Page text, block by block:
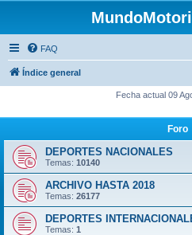
FAQ
Índice general
Fecha actual 09
Foro
DEPORTES NACIONALES
Temas: 10140
ARCHIVO HASTA 2018
Temas: 26177
DEPORTES
Temas: 1